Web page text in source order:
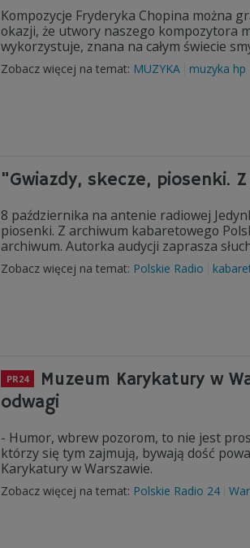
Kompozycje Fryderyka Chopina można
okazji, że utwory naszego kompozytora
wykorzystuje, znana na całym świecie
Zobacz więcej na temat: MUZYKA muzyka hp
"Gwiazdy, skecze, piosenki.
8 października na antenie radiowej
piosenki. Z archiwum kabaretowego
archiwum. Autorka audycji zaprasza
Zobacz więcej na temat: Polskie Radio
PR24
Muzeum Karykatury w
odwagi
- Humor, wbrew pozorom, to nie jest
którzy się tym zajmują, bywają dość
Karykatury w Warszawie.
Zobacz więcej na temat: Polskie Radio 24